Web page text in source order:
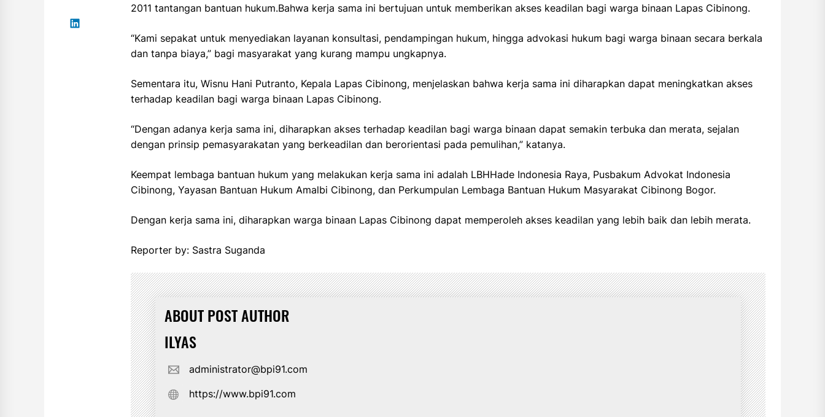
2011 tantangan bantuan hukum.Bahwa kerja sama ini bertujuan untuk memberikan akses keadilan bagi warga binaan Lapas Cibinong.
“Kami sepakat untuk menyediakan layanan konsultasi, pendampingan hukum, hingga advokasi hukum bagi warga binaan secara berkala
dan tanpa biaya,” bagi masyarakat yang kurang mampu ungkapnya.
Sementara itu, Wisnu Hani Putranto, Kepala Lapas Cibinong, menjelaskan bahwa kerja sama ini diharapkan dapat meningkatkan akses
terhadap keadilan bagi warga binaan Lapas Cibinong.
“Dengan adanya kerja sama ini, diharapkan akses terhadap keadilan bagi warga binaan dapat semakin terbuka dan merata, sejalan
dengan prinsip pemasyarakatan yang berkeadilan dan berorientasi pada pemulihan,” katanya.
Keempat lembaga bantuan hukum yang melakukan kerja sama ini adalah LBHHade Indonesia Raya, Pusbakum Advokat Indonesia
Cibinong, Yayasan Bantuan Hukum Amalbi Cibinong, dan Perkumpulan Lembaga Bantuan Hukum Masyarakat Cibinong Bogor.
Dengan kerja sama ini, diharapkan warga binaan Lapas Cibinong dapat memperoleh akses keadilan yang lebih baik dan lebih merata.
Reporter by: Sastra Suganda
ABOUT POST AUTHOR
ILYAS
administrator@bpi91.com
https://www.bpi91.com